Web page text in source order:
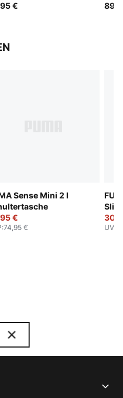
€
Sense Mini 2 l
€
:74,95 € UVP